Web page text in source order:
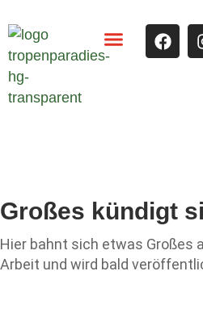
Großes kündigt
Hier bahnt sich etwas Großes
Arbeit und wird bald